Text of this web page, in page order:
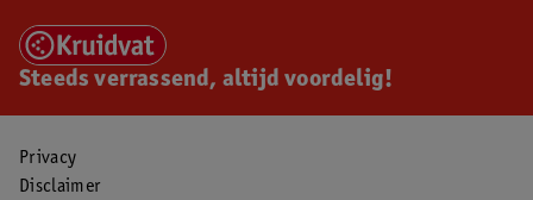
Steeds verrassend, altijd voordelig!
Privacy
Disclaimer